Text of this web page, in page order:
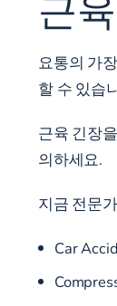
근
요통의 가
할 수 있습
근육 긴장
의하세요.
지금 전문
Car